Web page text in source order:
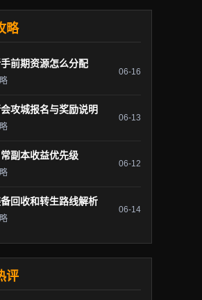
略
前期资源怎么分配
06-16
攻城报名与奖励说明
06-13
常副本收益优先级
06-12
回收和转生路线解析
06-14
评